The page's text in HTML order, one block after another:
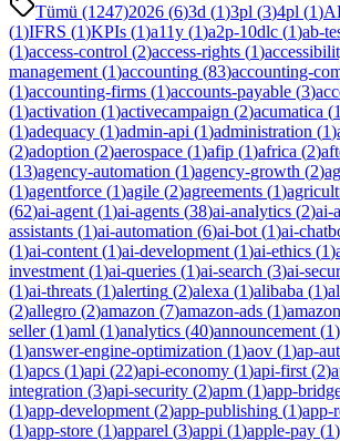
Tümü (1247)2026 (6)3d (1)3pl (3)4pl (1)
(1)IFRS (1)KPIs (1)a11y (1)a2p-10dlc (1)ab-
(1)access-control (2)access-rights (1)
management (1)accounting (83)accounting-
(1)accounting-firms (1)accounts-payable (3)
(1)activation (1)activecampaign (2)acumatica (1
(1)adequacy (1)admin-api (1)administration (1)
(2)adoption (2)aerospace (1)afip (1)africa (2)
(13)agency-automation (1)agency-growth (2)
(1)agentforce (1)agile (2)agreements (1)
(62)ai-agent (1)ai-agents (38)ai-analytics (2)ai-
assistants (1)ai-automation (6)ai-bot (1)ai-
(1)ai-content (1)ai-development (1)ai-ethics (1)
investment (1)ai-queries (1)ai-search (3)ai-
(1)ai-threats (1)alerting (2)alexa (1)alibaba (1)
(2)allegro (2)amazon (7)amazon-ads (1)
seller(1)aml (1)analytics (40)announcement (1)
(1)answer-engine-optimization (1)aov (1)ap-
(1)apcs (1)api (22)api-economy (1)api-first (2)
integration (3)api-security (2)apm (1)app-
(1)app-development (2)app-publishing (1)app-
(1)app-store (1)apparel (3)appi (1)apple-pay (1)